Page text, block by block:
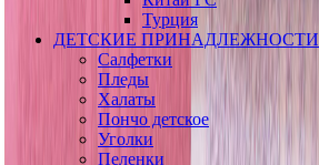
Турция
ДЕТСКИЕ ПРИНАДЛЕЖНОСТИ
Салфетки
Пледы
Халаты
Пончо детское
Уголки
Пеленки